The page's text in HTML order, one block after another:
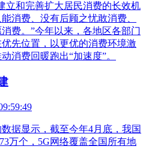
立和完善扩大居民消费的长效机
消费、没有后顾之忧敢消费、
费。”今年以来，各地区各部门
先位置，以更优的消费环境激
消费回暖跑出“加速度”。
据显示，截至今年4月底，我国
万个，5G网络覆盖全国所有地